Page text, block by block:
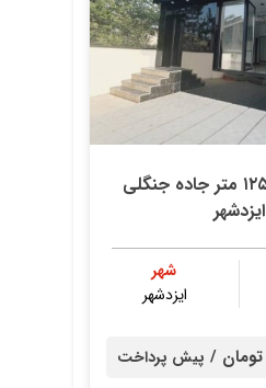
خرید ویلای ۱۲۵ متر جاده جنگلی
ایزدشهر
شهر
ایزدشهر
پیش پرداخت